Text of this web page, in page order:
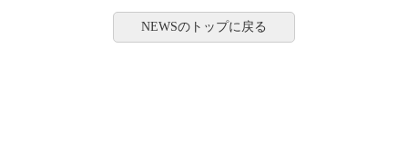
NEWSのトップに戻る